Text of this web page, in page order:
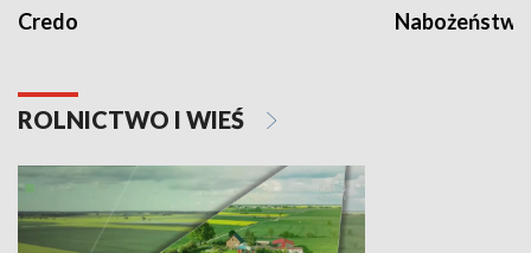
Credo
ROLNICTWO I WIEŚ